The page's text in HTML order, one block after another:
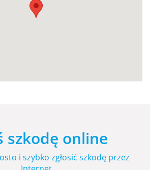
szkodę online
i szybko zgłosić szkodę przez